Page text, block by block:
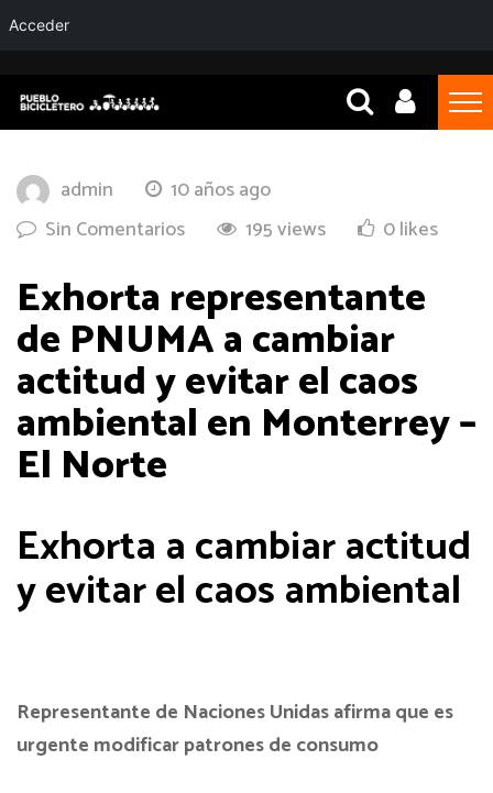
admin
10 años ago
Sin Comentarios
195 views 0 likes
Exhorta representante
de PNUMA a cambiar
actitud y evitar el caos
ambiental en Monterrey –
El Norte
Exhorta a cambiar actitud
y evitar el caos ambiental
Representante de Naciones Unidas afirma que es
urgente modificar patrones de consumo
Acceder